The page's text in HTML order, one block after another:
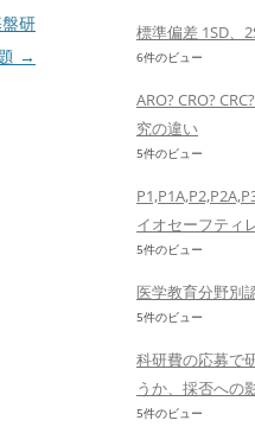
研
→
標準偏差 1SD、
6件のビュー
ARO? CRO?
究の違い
5件のビュー
イオセーフティ
5件のビュー
医学教育分野別
5件のビュー
科研費の応募で
うか、採否への
5件のビュー